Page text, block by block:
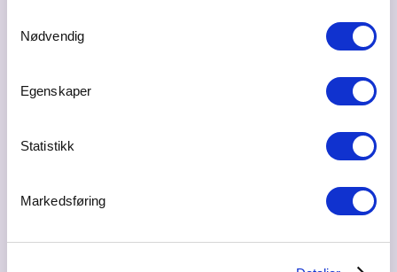
Nødvendig
Egenskaper
Statistikk
Markedsføring
Prisen ble overrakt sammen med diplom og blomster under